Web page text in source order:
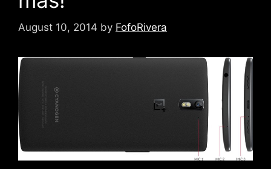
August 10, 2014 by FofoRivera